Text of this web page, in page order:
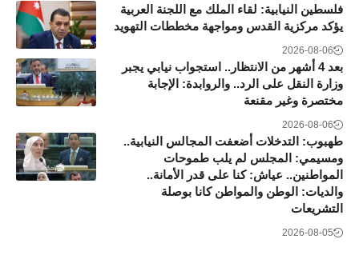
فلسطين النيابية: لقاء الملك مع اللجنة العربية
يؤكد مركزية القدس ومواجهة مخططات التهويد
2026-08-06
بعد 4 أشهر من الانتظار.. استجواب نيابي يجبر
وزارة النقل على الرد.. والروابدة: الإجابة
مختصرة وغير مقنعة
2026-08-06
طهبوب: التدخلات أضعفت المجالس النيابية..
ومسيمي: المجلس لم يلب طموحات
المواطنين.. عياش: كنا على قدر الأمانة..
والديات: الوطن والمواطن كانا بوصلة
التشريعات
2026-08-05